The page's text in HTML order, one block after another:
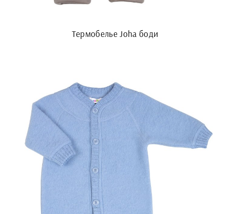
Термобелье Joha боди